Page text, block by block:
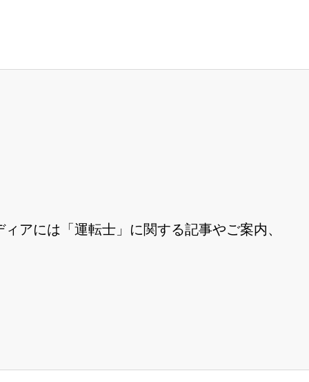
アには「運転士」に関する記事やご案内、